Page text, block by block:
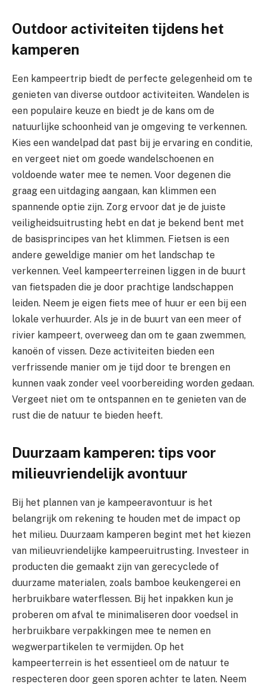
Outdoor activiteiten tijdens het
kamperen
Een kampeertrip biedt de perfecte gelegenheid om te
genieten van diverse outdoor activiteiten. Wandelen is
een populaire keuze en biedt je de kans om de
natuurlijke schoonheid van je omgeving te verkennen.
Kies een wandelpad dat past bij je ervaring en conditie,
en vergeet niet om goede wandelschoenen en
voldoende water mee te nemen. Voor degenen die
graag een uitdaging aangaan, kan klimmen een
spannende optie zijn. Zorg ervoor dat je de juiste
veiligheidsuitrusting hebt en dat je bekend bent met
de basisprincipes van het klimmen. Fietsen is een
andere geweldige manier om het landschap te
verkennen. Veel kampeerterreinen liggen in de buurt
van fietspaden die je door prachtige landschappen
leiden. Neem je eigen fiets mee of huur er een bij een
lokale verhuurder. Als je in de buurt van een meer of
rivier kampeert, overweeg dan om te gaan zwemmen,
kanoën of vissen. Deze activiteiten bieden een
verfrissende manier om je tijd door te brengen en
kunnen vaak zonder veel voorbereiding worden gedaan.
Vergeet niet om te ontspannen en te genieten van de
rust die de natuur te bieden heeft.
Duurzaam kamperen: tips voor
milieuvriendelijk avontuur
Bij het plannen van je kampeeravontuur is het
belangrijk om rekening te houden met de impact op
het milieu. Duurzaam kamperen begint met het kiezen
van milieuvriendelijke kampeeruitrusting. Investeer in
producten die gemaakt zijn van gerecyclede of
duurzame materialen, zoals bamboe keukengerei en
herbruikbare waterflessen. Bij het inpakken kun je
proberen om afval te minimaliseren door voedsel in
herbruikbare verpakkingen mee te nemen en
wegwerpartikelen te vermijden. Op het
kampeerterrein is het essentieel om de natuur te
respecteren door geen sporen achter te laten. Neem